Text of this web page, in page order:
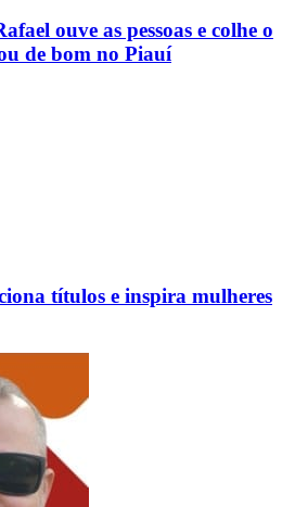
ouve as pessoas e colhe o
de bom no Piauí
títulos e inspira mulheres